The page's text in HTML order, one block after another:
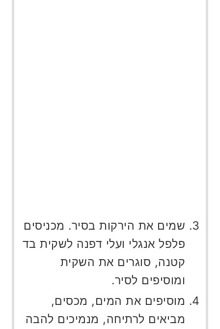
שמים את הירקות בסיר. מכניסים
פלפל אנגלי ועלי דפנה לשקית בד
קטנה, סוגרים את השקית
ומוסיפים לסיר.
מוסיפים את המים, מכסים,
מביאים לרתיחה, מנמיכים להבה